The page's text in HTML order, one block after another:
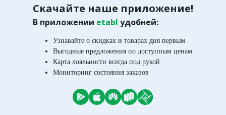
Скачайте наше приложение!
В приложении etabl удобней:
Узнавайте о скидках и товарах дня первым
Выгодные предложения по доступным ценам
Карта лояльности всегда под рукой
Мониторинг состояния заказов